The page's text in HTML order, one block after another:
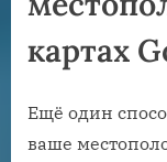
картах
Ещё один
ваше